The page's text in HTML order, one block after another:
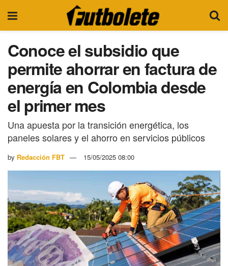
Conoce el subsidio que
permite ahorrar en factura de
energía en Colombia desde
el primer mes
Una apuesta por la transición energética, los
paneles solares y el ahorro en servicios públicos
by Redacción FBT 15/05/2025 08:00